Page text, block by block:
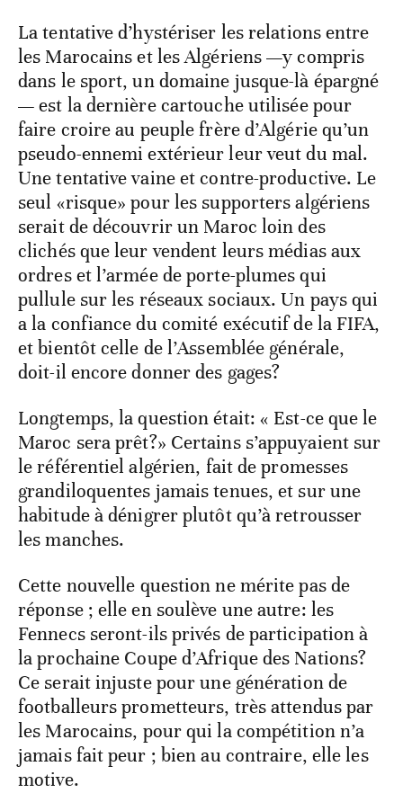
La tentative d’hystériser les relations entre
les Marocains et les Algériens —y compris
dans le sport, un domaine jusque-là épargné
— est la dernière cartouche utilisée pour
faire croire au peuple frère d’Algérie qu’un
pseudo-ennemi extérieur leur veut du mal.
Une tentative vaine et contre-productive. Le
seul «risque» pour les supporters algériens
serait de découvrir un Maroc loin des
clichés que leur vendent leurs médias aux
ordres et l’armée de porte-plumes qui
pullule sur les réseaux sociaux. Un pays qui
a la confiance du comité exécutif de la FIFA,
et bientôt celle de l’Assemblée générale,
doit-il encore donner des gages?
Longtemps, la question était: « Est-ce que le
Maroc sera prêt?» Certains s’appuyaient sur
le référentiel algérien, fait de promesses
grandiloquentes jamais tenues, et sur une
habitude à dénigrer plutôt qu’à retrousser
les manches.
Cette nouvelle question ne mérite pas de
réponse ; elle en soulève une autre: les
Fennecs seront-ils privés de participation à
la prochaine Coupe d’Afrique des Nations?
Ce serait injuste pour une génération de
footballeurs prometteurs, très attendus par
les Marocains, pour qui la compétition n’a
jamais fait peur ; bien au contraire, elle les
motive.